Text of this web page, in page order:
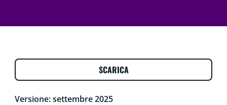
SCARICA
Versione: settembre 2025